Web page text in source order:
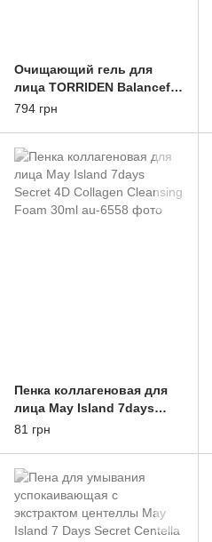
Очищающий гель для
лица TORRIDEN Balanceful
Cica Cleansing Gel 200ml
794 грн
Пенка коллагеновая для
лица May Island 7days
Secret 4D Collagen
81 грн